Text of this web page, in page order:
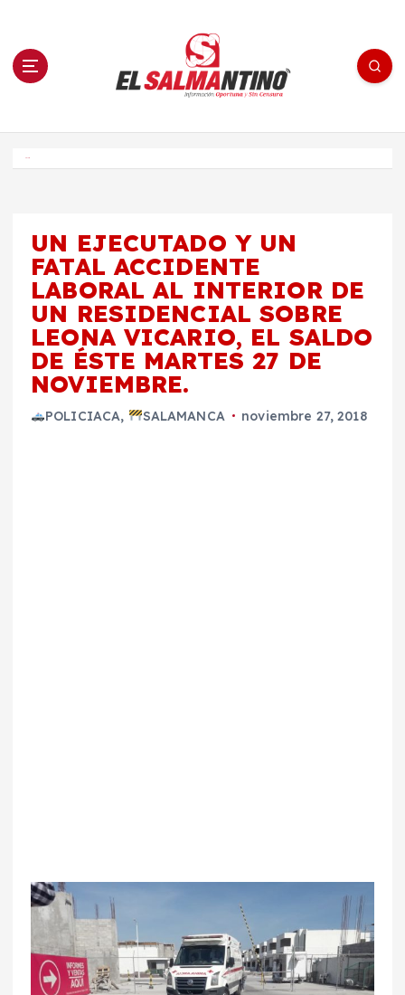
n El Salmantino - medios/noticias/editorial
UN EJECUTADO Y UN
FATAL ACCIDENTE
LABORAL AL INTERIOR DE
UN RESIDENCIAL SOBRE
LEONA VICARIO, EL SALDO
DE ÉSTE MARTES 27 DE
NOVIEMBRE.
POLICIACA, SALAMANCA noviembre 27, 2018